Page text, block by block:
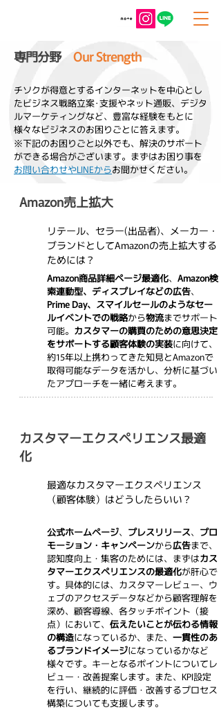
専門分野​ Our Strength
​チソクが得意とするインターネットを中心とし
たビジネス戦略立案･支援やネット通販、デジタ
ルマーケティングなど、豊富な経験をもとに
様々なビジネスのお困りごとに答えます。
※下記のお困りごと以外でも、解決のサポート
ができる場合がございます。まずはお困り事を
お問い合わせやLINEからお聞かせください。
Amazon売上拡大
リテール、セラー(出品者)、メーカー・
ブランドとしてAmazonの売上拡大する
ためには？
Amazon商品詳細ページ最適化、 Amazon検
索連動型、ディスプレイなどの広告、
Prime Day、スマイルセールのようなセー
ルイベントでの戦略から物流までサポート
可能。 カスタマーの購買のための意思決定
をサポートする顧客体験の実装に向けて、
約15年以上携わってきた知見とAmazonで
取得可能なデータを活かし、分析に基づい
たアプローチを一緒に考えます。
カスタマーエクスペリエンス最適
化
最適なカスタマーエクスペリエンス
（顧客体験）はどうしたらいい？
公式ホームページ、 プレスリリース、 プロ
モーション・キャンペーンから広告まで、
認知度向上・集客のためには、まずはカス
タマーエクスペリエンスの最適化が肝心で
す。具体的には、カスタマーレビュー、ウ
ェブのアクセスデータなどから顧客理解を
深め、顧客導線、各タッチポイント（接
点）において、 伝えたいことが伝わる情報
の構造になっているか、また、 一貫性のあ
るブランドイメージになっているかなど
様々です。キーとなるポイントについてレ
ビュー・改善提案します。また、KPI設定
を行い、継続的に評価・改善するプロセス
構築についても支援します。